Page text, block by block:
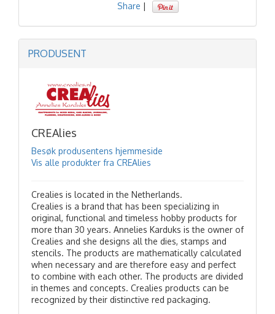
Share |
PRODUSENT
CREAlies
Besøk produsentens hjemmeside
Vis alle produkter fra CREAlies
Crealies is located in the Netherlands.
Crealies is a brand that has been specializing in
original, functional and timeless hobby products for
more than 30 years. Annelies Karduks is the owner of
Crealies and she designs all the dies, stamps and
stencils. The products are mathematically calculated
when necessary and are therefore easy and perfect
to combine with each other. The products are divided
in themes and concepts. Crealies products can be
recognized by their distinctive red packaging.